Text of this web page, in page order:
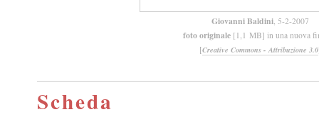
Giovanni Baldini, 5-2-2007
foto originale [1,1 MB] in una nuova
[Creative Commons - Attribuzione 3.0
Scheda